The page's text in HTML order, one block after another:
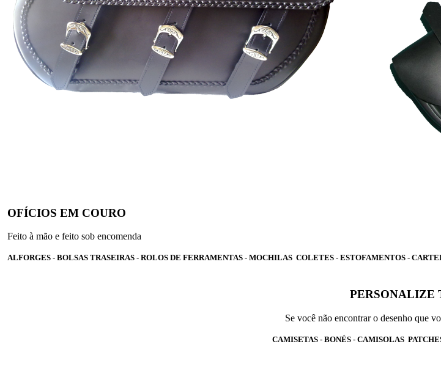
OFÍCIOS EM COURO
Feito à mão e feito sob encomenda
ALFORGES - BOLSAS TRASEIRAS - ROLOS DE FERRAMENTAS - MOCHILAS COLETES - ESTOFAMENTOS -
PERSONALIZE
Se você não encontrar o desenho que
CAMISETAS - BONÉS - CAMISOLAS